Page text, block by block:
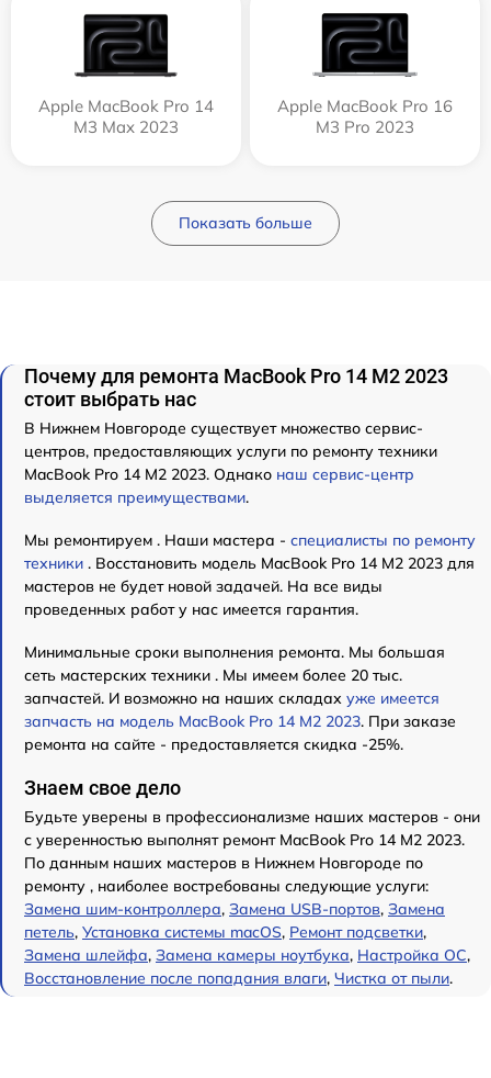
Apple MacBook Pro 14
M3 Max 2023
Apple MacBook Pro 16
M3 Pro 2023
Показать больше
Почему для ремонта MacBook Pro 14 M2 2023
стоит выбрать нас
В Нижнем Новгороде существует множество сервис-
центров, предоставляющих услуги по ремонту техники
MacBook Pro 14 M2 2023. Однако наш сервис-центр
выделяется преимуществами.
Мы ремонтируем . Наши мастера - специалисты по ремонту
техники . Восстановить модель MacBook Pro 14 M2 2023 для
мастеров не будет новой задачей. На все виды
проведенных работ у нас имеется гарантия.
Минимальные сроки выполнения ремонта. Мы большая
сеть мастерских техники . Мы имеем более 20 тыс.
запчастей. И возможно на наших складах уже имеется
запчасть на модель MacBook Pro 14 M2 2023. При заказе
ремонта на сайте - предоставляется скидка -25%.
Знаем свое дело
Будьте уверены в профессионализме наших мастеров - они
с уверенностью выполнят ремонт MacBook Pro 14 M2 2023.
По данным наших мастеров в Нижнем Новгороде по
ремонту , наиболее востребованы следующие услуги:
Замена шим-контроллера, Замена USB-портов, Замена
петель, Установка системы macOS, Ремонт подсветки,
Замена шлейфа, Замена камеры ноутбука, Настройка ОС,
Восстановление после попадания влаги, Чистка от пыли.